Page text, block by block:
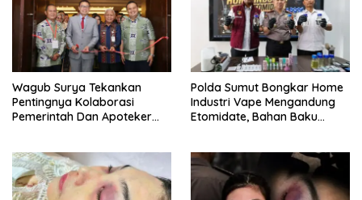
Wagub Surya Tekankan
Pentingnya Kolaborasi
Pemerintah Dan Apoteker
Polda Sumut Bongkar Home
Industri Vape Mengandung
Etomidate, Bahan Baku